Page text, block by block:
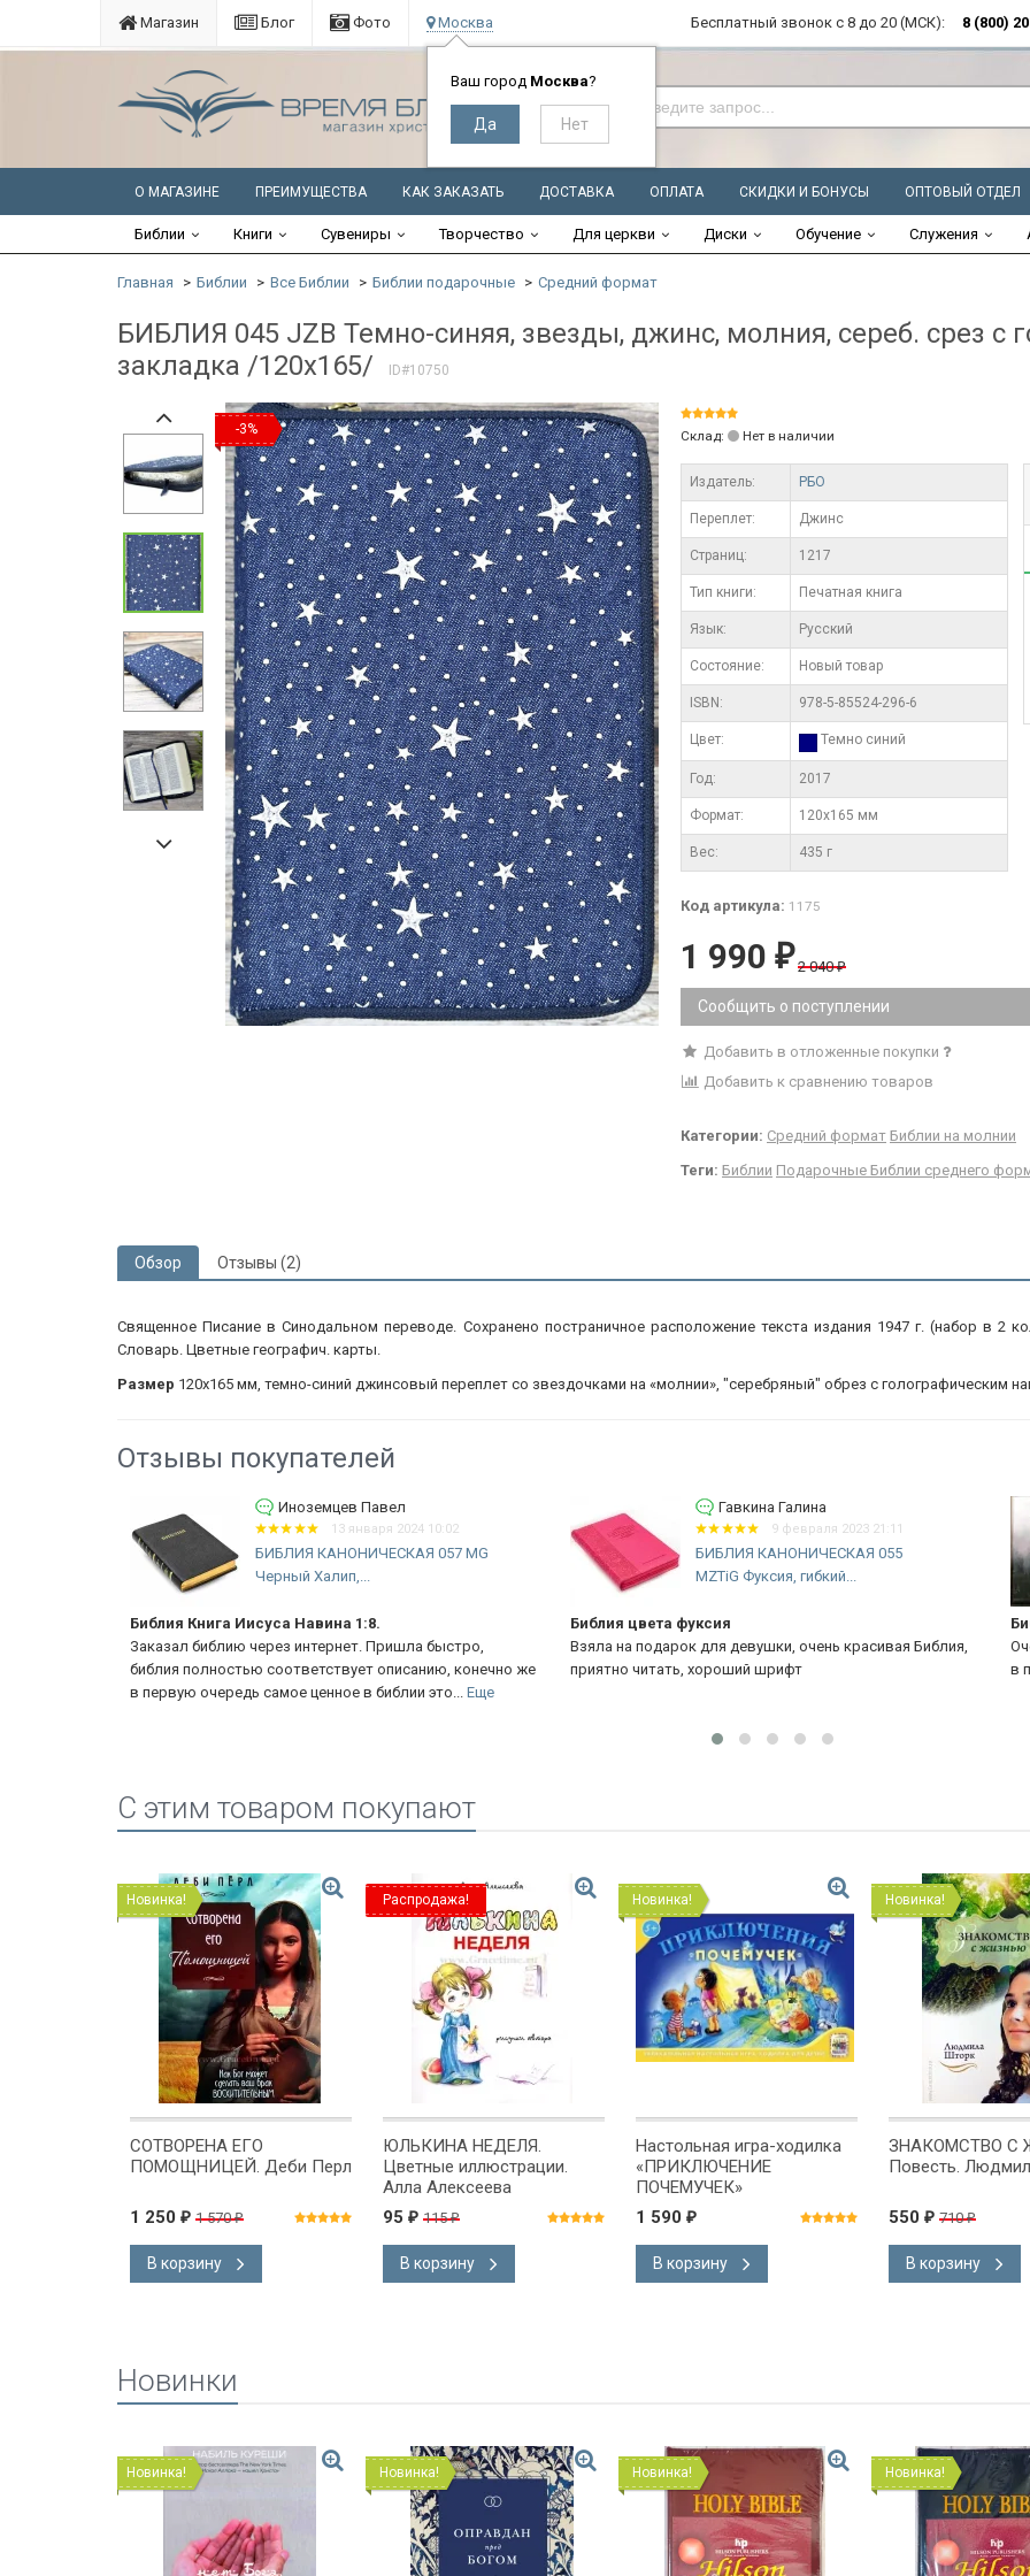
Магазин Блог Фото Москва
Ваш город Москва?
Бесплатный звонок с 8 до 20 (МСК): 8 (800)
О МАГАЗИНЕ ПРЕИМУЩЕСТВА КАК ЗАКАЗАТЬ ДОСТАВКА ОПЛАТА СКИДКИ И БОНУСЫ ОПТОВЫЙ ОТДЕЛ
Библии Книги Сувениры Творчество Для церкви Диски Обучение Служения
Главная Библии Все Библии Библии подарочные Средний формат
БИБЛИЯ 045 JZB Темно-синяя, звезды, джинс, молния, сереб. срез с
закладка /120х165/
ID#10750
-3% Склад: Нет в наличии
Издатель: РБО
Переплет: Джинс
Cтраниц: 1217
Тип книги: Печатная книга
Язык: Русский
Состояние: Новый товар
ISBN: 978-5-85524-296-6
Цвет: Темно синий
Год: 2017
Формат: 120х165 мм
Вес: 435 г
Код артикула: 1175
1 990 ₽ 2 040₽
Сообщить о поступлении
Добавить в отложенные покупки
Добавить к сравнению товаров
Категории: Средний формат Библии на молнии
Теги: Библии Подарочные Библии среднего
Обзор Отзывы (2)
Священное Писание в Синодальном переводе. Сохранено постраничное расположение текста издания 1947 г. (набор в 2
Словарь. Цветные географич. карты.
Размер 120х165 мм, темно-синий джинсовый переплет со звездочками на «молнии», "серебряный" обрез с голографическим
Отзывы покупателей
конечно же
Гавкина Галина
9 февраля 2023 21:11
БИБЛИЯ КАНОНИЧЕСКАЯ 055
MZTiG Фуксия, гибкий...
Библия цвета фуксия
Взяла на подарок для девушки, очень красивая Библия,
приятно читать, хороший шрифт
Гавкина Галина
9 февраля 2023 21:09
БИБЛИЯ 055 ZTI Фотопечать орел,
искусственная...
Библия
Очень крутая Библия, хорошее качество бумаги, беру
в первый раз. Спасибо
C этим товаром покупают
Новинка!
СОТВОРЕНА ЕГО
ПОМОЩНИЦЕЙ. Деби Перл
1 250 ₽ 1 570₽
В корзину
Распродажа!
ЮЛЬКИНА НЕДЕЛЯ.
Цветные иллюстрации.
Алла Алексеева
95 ₽ 115₽
В корзину
Новинка!
Настольная игра-ходилка
«ПРИКЛЮЧЕНИЕ
ПОЧЕМУЧЕК»
1 590 ₽
В корзину
Новинка!
ЗНАКОМСТВО С
Повесть.
550 ₽ 710₽
В корзину
Новинки
Новинка! Новинка! Новинка! Новинка!